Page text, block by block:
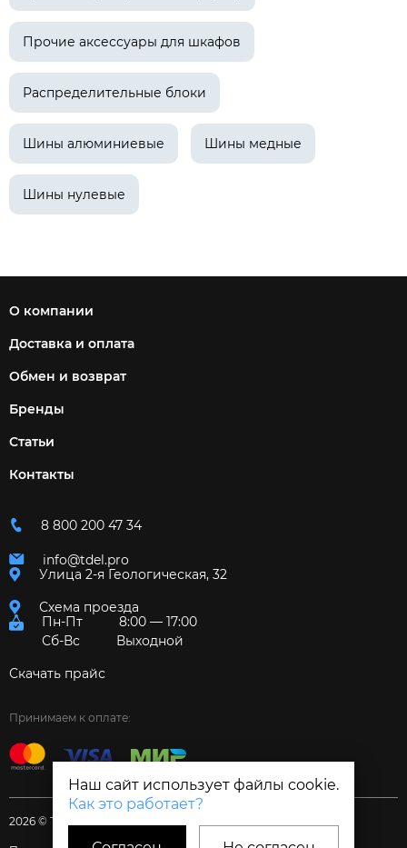
Наш сайт использует файлы cookie.
Как это работает?
Прочие аксессуары для шкафов
Распределительные блоки
Шины алюминиевые Шины медные
Шины нулевые
О компании
Доставка и оплата
Обмен и возврат
Бренды
Статьи
Контакты
8 800 200 47 34
info@tdel.pro
Улица 2-я Геологическая, 32
Схема проезда
Пн-Пт
8:00 — 17:00
Сб-Вс
Выходной
Скачать прайс
Принимаем к оплате:
2026 © Торговый дом «Электрум»